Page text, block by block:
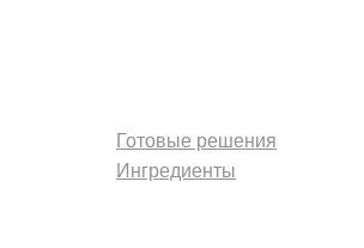
Готовые решения
Ингредиенты